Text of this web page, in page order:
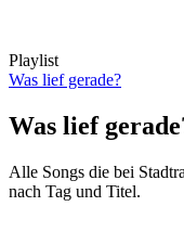
Playlist
Was lief gerade?
Was lief
Alle Songs die bei
nach Tag und Titel.